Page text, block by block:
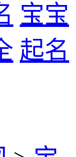
宝宝
起名